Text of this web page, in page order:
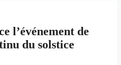
l’événement de
du solstice